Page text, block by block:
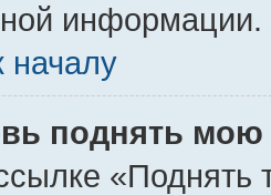
информации.
началу
поднять мою
«Поднять